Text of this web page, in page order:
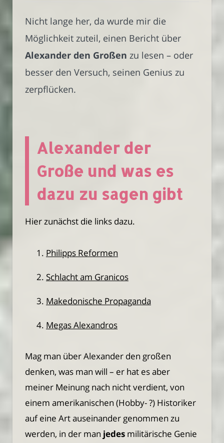
Nicht lange her, da wurde mir die
Möglichkeit zuteil, einen Bericht über
Alexander den Großen zu lesen – oder
besser den Versuch, seinen Genius zu
zerpflücken.
Alexander der
Große und was es
dazu zu sagen gibt
Hier zunächst die links dazu.
Philipps Reformen
Schlacht am Granicos
Makedonische Propaganda
Megas Alexandros
Mag man über Alexander den großen
denken, was man will – er hat es aber
meiner Meinung nach nicht verdient, von
einem amerikanischen (Hobby- ?) Historiker
auf eine Art auseinander genommen zu
werden, in der man jedes militärische Genie